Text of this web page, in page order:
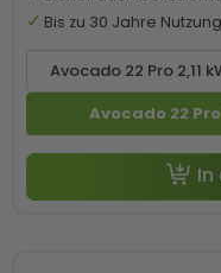
Avocado 22 Pro 2,11
Avocado 22
Bis zu 30 Jahre Nutzung
In